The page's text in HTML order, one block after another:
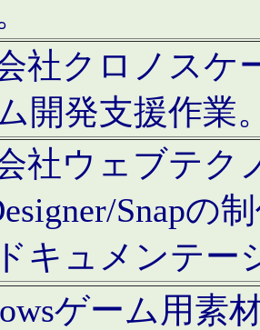
社クロノスケ
開発支援作業
社ウェブテク
Snapの
キュメンテー
ゲーム用素